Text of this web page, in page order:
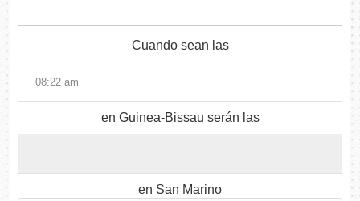
Cuando sean las
en Guinea-Bissau serán las
en San Marino